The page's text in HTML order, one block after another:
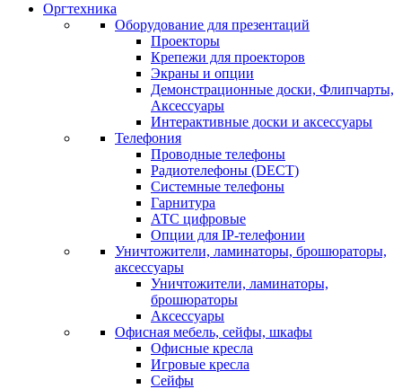
Оргтехника
Оборудование для презентаций
Проекторы
Крепежи для проекторов
Экраны и опции
Демонстрационные доски, Флипчарты,
Аксессуары
Интерактивные доски и аксессуары
Телефония
Проводные телефоны
Радиотелефоны (DECT)
Системные телефоны
Гарнитура
АТС цифровые
Опции для IP-телефонии
Уничтожители, ламинаторы, брошюраторы,
аксессуары
Уничтожители, ламинаторы,
брошюраторы
Аксессуары
Офисная мебель, сейфы, шкафы
Офисные кресла
Игровые кресла
Сейфы